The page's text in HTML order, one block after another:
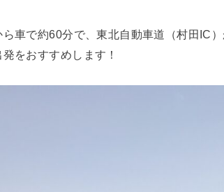
車で約60分で、東北自動車道（村田IC
をおすすめします！